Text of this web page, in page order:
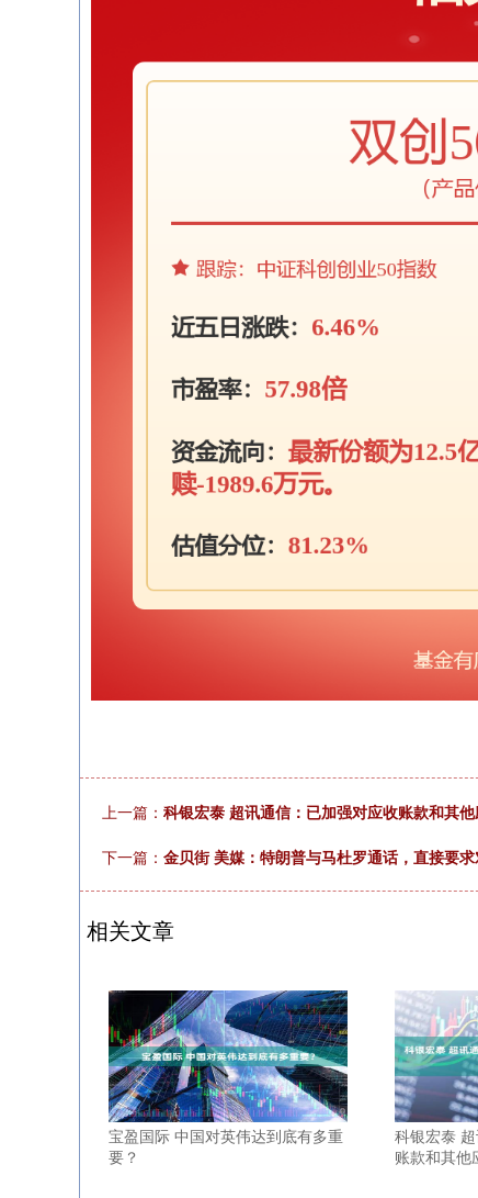
上一篇： 科银宏泰 超讯通信：已加强对应收账款和其
下一篇： 金贝街 美媒：特朗普与马杜罗通话，直接要
相关文章
宝盈国际 中国对英伟达到底有多重
要？
科银宏泰
账款和其他